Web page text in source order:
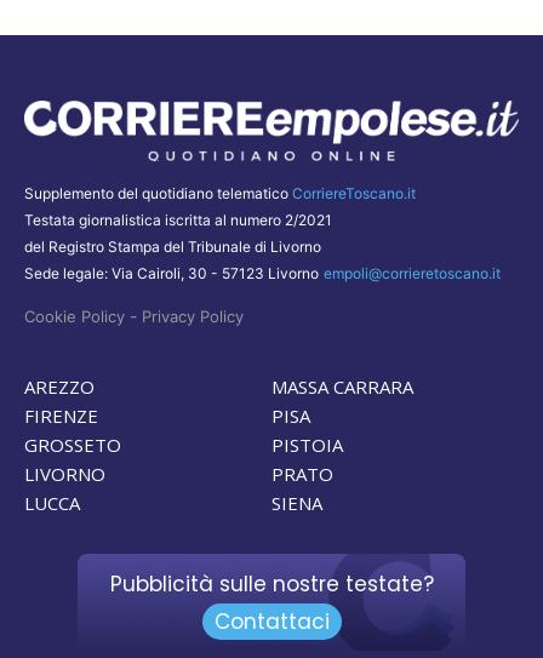
Supplemento del quotidiano telematico CorriereToscano.it
Testata giornalistica iscritta al numero 2/2021
del Registro Stampa del Tribunale di Livorno
Sede legale: Via Cairoli, 30 - 57123 Livorno empoli@corrieretoscano.it
Cookie Policy - Privacy Policy
AREZZO
FIRENZE
GROSSETO
LIVORNO
LUCCA
MASSA CARRARA
PISA
PISTOIA
PRATO
SIENA
Pubblicità sulle nostre testate?
Contattaci